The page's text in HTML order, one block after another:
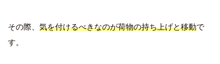
その際、 気を付けるべきなのが荷物の持ち上げと移動で
す。